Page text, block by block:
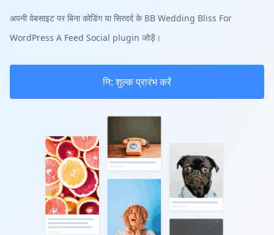
अपनी वेबसाइट पर बिना कोडिंग या सिरदर्द के BB Wedding Bliss For
WordPress A Feed Social plugin जोड़ें।
नि: शुल्क प्रारंभ करें